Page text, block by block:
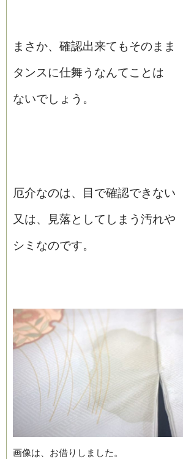
まさか、確認出来てもそのまま
タンスに仕舞うなんてことは
ないでしょう。
厄介なのは、目で確認できない
又は、見落としてしまう汚れや
シミなのです。
画像は、お借りしました。